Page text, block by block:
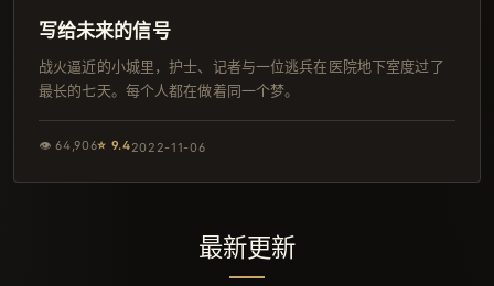
热播
写给未来的信号
战火逼近的小城里，护士、记者与一位逃兵在医院地下室度过了
最长的七天。每个人都在做着同一个梦。
👁64,906⭐ 9.42022-11-06
最新更新